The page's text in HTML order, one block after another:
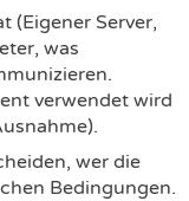
(Eigener Server,
was
verwendet wird
wer die
Bedingungen.